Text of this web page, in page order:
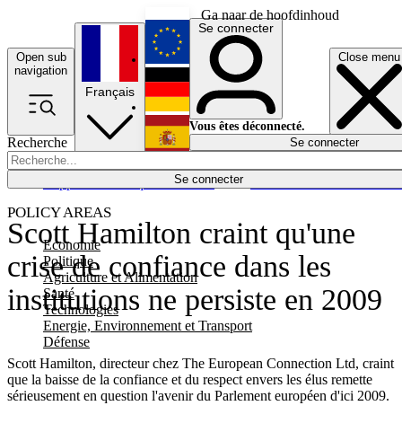
Ga naar de hoofdinhoud
Open sub
navigation
Close menu
Recherche
Se connecter
POLICY AREAS
Economie
Politique
Agriculture et Alimentation
Santé
Technologies
Energie, Environnement et Transport
Défense
Économie
Français
English
Deutsch
Español
Se connecter
Vous êtes déconnecté.
Se connecter
Scott Hamilton craint qu'une
crise de confiance dans les
institutions ne persiste en 2009
Scott Hamilton, directeur chez The European Connection Ltd, craint
que la baisse de la confiance et du respect envers les élus remette
sérieusement en question l'avenir du Parlement européen d'ici 2009.